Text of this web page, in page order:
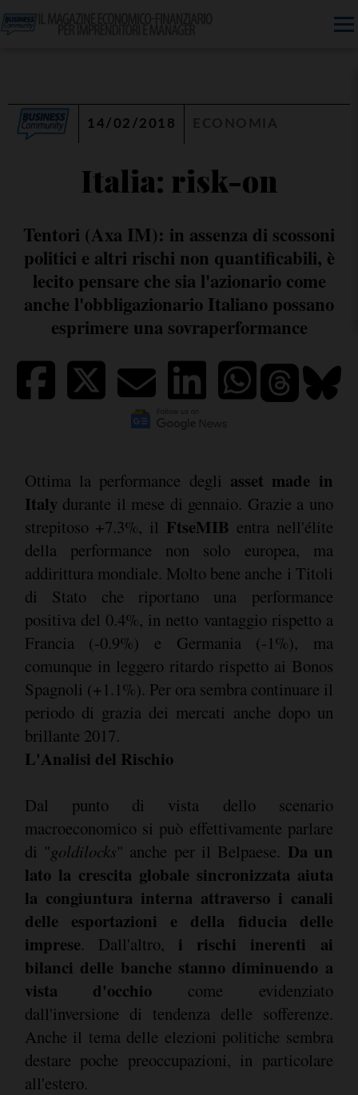
14/02/2018
Italia: risk-on
Tentori (Axa IM): in assenza di scossoni
politici e altri rischi non quantificabili, è
lecito pensare che sia l'azionario come
anche l'obbligazionario Italiano possano
esprimere una sovraperformance
Ottima la performance degli asset made in
Italydurante il mese di gennaio. Grazie a uno
strepitoso +7.3%, il FtseMIB entra nell'élite
della performance non solo europea, ma
addirittura mondiale. Molto bene anche i Titoli
di Stato che riportano una performance
positiva del 0.4%, in netto vantaggio rispetto a
Francia (-0.9%) e Germania (-1%), ma
comunque in leggero ritardo rispetto ai Bonos
Spagnoli (+1.1%). Per ora sembra continuare il
periodo di grazia dei mercati anche dopo un
brillante 2017.
L'Analisi del Rischio
Dal punto di vista dello scenario
macroeconomico si può effettivamente parlare
di "goldilocks" anche per il Belpaese. Da un
lato la crescita globale sincronizzata aiuta
la congiuntura interna attraverso i canali
delle esportazioni e della fiducia delle
imprese. Dall'altro, i rischi inerenti ai
bilanci delle banche stanno diminuendo a
vista d'occhio come evidenziato
dall'inversione di tendenza delle sofferenze.
Anche il tema delle elezioni politiche sembra
destare poche preoccupazioni, in particolare
all'estero.